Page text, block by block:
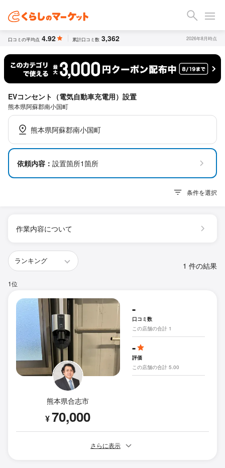
口コミの平均点 4.92 累計口コミ数 3,362 2026年8月時点
EVコンセント（電気自動車充電用）設置
熊本県阿蘇郡南小国町
熊本県阿蘇郡南小国町
依頼内容： 設置箇所1箇所
条件を選択
作業内容について
1 件の結果
1位
熊本県合志市
¥70,000
-
口コミ数
この店舗の合計 1
-
評価
この店舗の合計 5.00
さらに表示